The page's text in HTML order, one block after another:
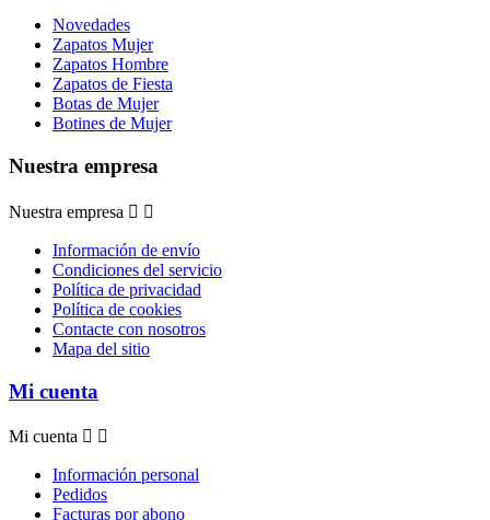
Novedades
Zapatos Mujer
Zapatos Hombre
Zapatos de Fiesta
Botas de Mujer
Botines de Mujer
Nuestra empresa
Nuestra empresa  
Información de envío
Condiciones del servicio
Política de privacidad
Política de cookies
Contacte con nosotros
Mapa del sitio
Mi cuenta
Mi cuenta  
Información personal
Pedidos
Facturas por abono